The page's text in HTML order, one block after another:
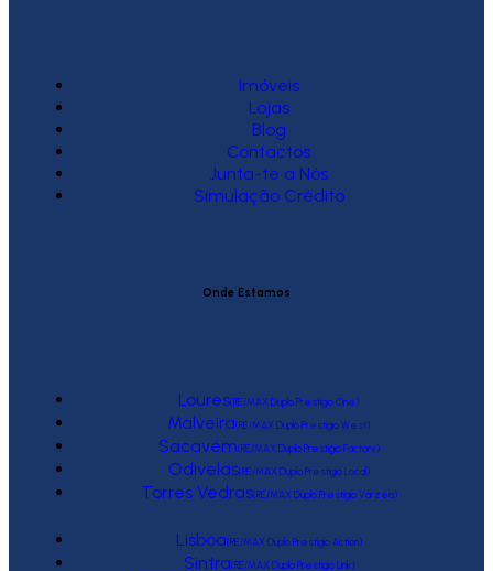
Imóveis
Lojas
Blog
Contactos
Junta-te a Nós
Simulação Crédito
Onde Estamos
Loures(RE/MAX Duplo Prestígio One)
Malveira(RE/MAX Duplo Prestígio West)
Sacavém(RE/MAX Duplo Prestígio Factory)
Odivelas(RE/MAX Duplo Prestígio Local)
Torres Vedras(RE/MAX Duplo Prestígio Várzea)
Lisboa(RE/MAX Duplo Prestígio Action)
Sintra(RE/MAX Duplo Prestígio Link)